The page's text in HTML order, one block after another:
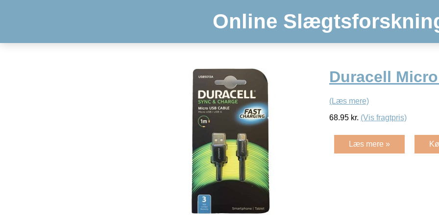
Online
Duracell
(Læs mere)
68.95 kr. (Vis fragtpris)
Læs mere »